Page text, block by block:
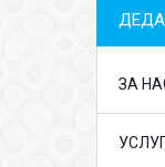
ЗА